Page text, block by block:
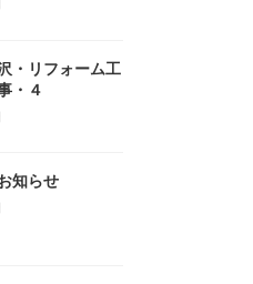
・リフォーム工
・４
知らせ